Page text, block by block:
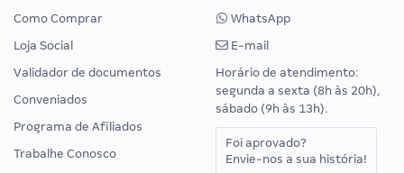
Como Comprar
Loja Social
Validador de documentos
Conveniados
Programa de Afiliados
Trabalhe Conosco
WhatsApp
E-mail
Horário de atendimento:
segunda a sexta (8h às 20h),
sábado (9h às 13h).
Foi aprovado?
Envie-nos a sua história!